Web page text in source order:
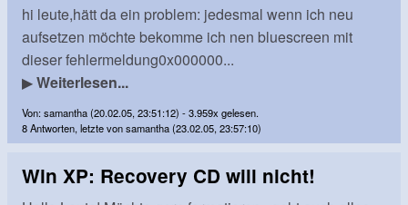
hi leute,hätt da ein problem: jedesmal wenn ich neu
aufsetzen möchte bekomme ich nen bluescreen mit
dieser fehlermeldung0x000000...
▶Weiterlesen...
Von: samantha (20.02.05, 23:51:12) - 3.959x gelesen.
8 Antworten, letzte von samantha (23.02.05, 23:57:10)
Win XP: Recovery CD will nicht!